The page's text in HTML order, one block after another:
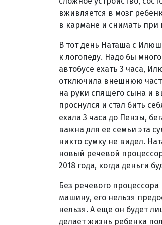
вживляется в мозг
в кармане и снимать при
В тот день Наташа с
к логопеду. Надо бы
автобусе ехать 3 часа,
отключила внешнюю
на руки спящего сына и
проснулся и стал бить
ехала 3 часа до Пензы,
важна для ее семьи эта
никто сумку не видел.
новый речевой
2018 года, когда деньги
Без речевого
машину, его нельзя
нельзя. А еще он будет
делает жизнь ребенка